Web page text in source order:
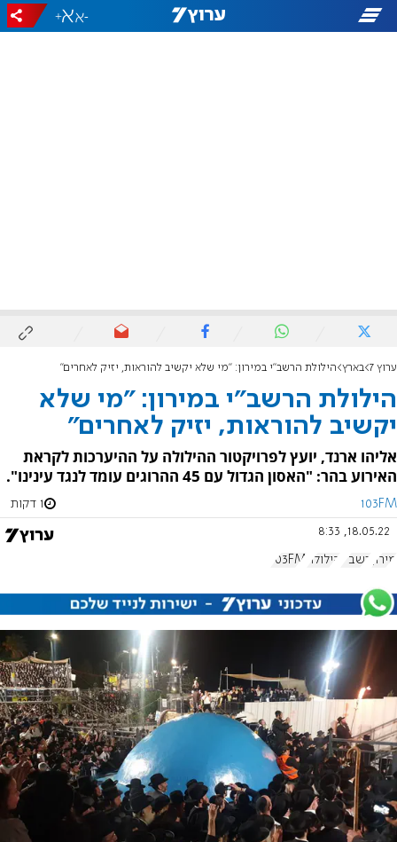
-
+
ערוץ 7 בארץ הילולת הרשב"י במירון: "מי שלא יקשיב להוראות, יזיק לאחרים"
הילולת הרשב"י במירון: "מי שלא
יקשיב להוראות, יזיק לאחרים"
אליהו ארנד, יועץ לפרויקטור ההילולה על ההיערכות לקראת
האירוע בהר: "האסון הגדול עם 45 ההרוגים עומד לנגד עינינו".
103FM 1 דקות
18.05.22, 8:33
מירון רשב"י הילולה 103FM